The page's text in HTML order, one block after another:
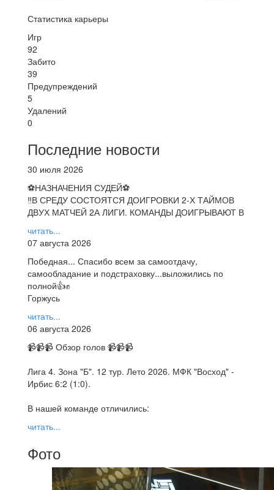
Статистика карьеры
Игр
92
Забито
39
Предупреждений
5
Удалений
0
Последние новости
30 июля 2026
⚽НАЗНАЧЕНИЯ СУДЕЙ⚽
‼В СРЕДУ СОСТОЯТСЯ ДОИГРОВКИ 2-Х ТАЙМОВ
ДВУХ МАТЧЕЙ 2А ЛИГИ. КОМАНДЫ ДОИГРЫВАЮТ В
читать...
07 августа 2026
Победная... Спасибо всем за самоотдачу,
самообладание и подстраховку...выложились по
полной👍✊
Горжусь
читать...
06 августа 2026
📹📹📹 Обзор голов 📹📹📹
Лига 4. Зона "Б". 12 тур. Лето 2026. МФК "Восход" -
Ирбис 6:2 (1:0).
В нашей команде отличились:
читать...
Фото